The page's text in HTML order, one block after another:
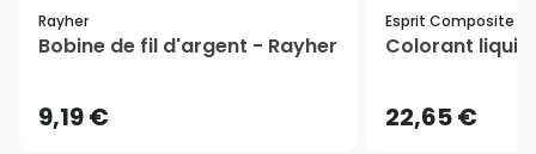
Rayher
Bobine de fil d'argent - Rayher
9,19 €
Esprit Composite
Colorant
22,65 €